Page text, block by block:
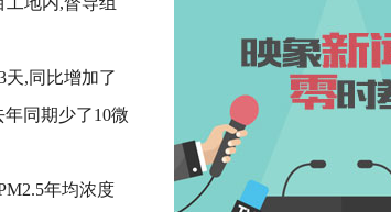
天,同比增加了
同期少了10微
年均浓度